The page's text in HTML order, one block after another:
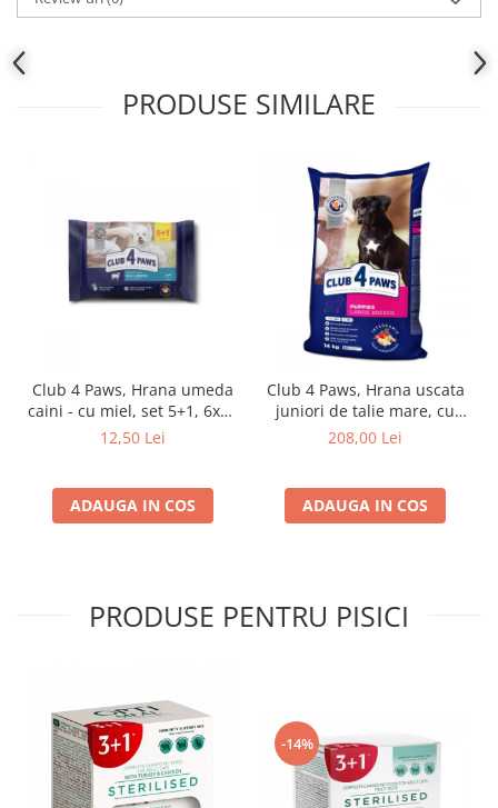
PRODUSE SIMILARE
Club 4 Paws, Hrana umeda
caini - cu miel, set 5+1, 6x80
g
12,50 Lei
ADAUGA IN COS
Club 4 Paws, Hrana uscata
juniori de talie mare, cu
pui, 14kg
208,00 Lei
ADAUGA IN COS
PRODUSE PENTRU PISICI
-14%